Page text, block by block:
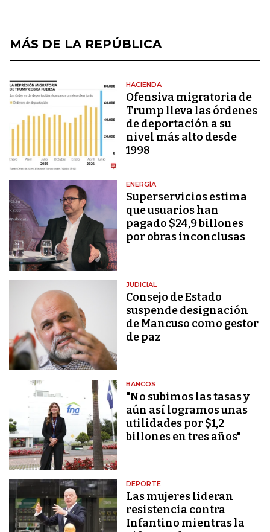
MÁS DE LA REPÚBLICA
HACIENDA
Ofensiva migratoria de
Trump lleva las órdenes
de deportación a su
nivel más alto desde
1998
ENERGÍA
Superservicios estima
que usuarios han
pagado $24,9 billones
por obras inconclusas
JUDICIAL
Consejo de Estado
suspende designación
de Mancuso como gestor
de paz
BANCOS
"No subimos las tasas y
aún así logramos unas
utilidades por $1,2
billones en tres años"
DEPORTE
Las mujeres lideran
resistencia contra
Infantino mientras la